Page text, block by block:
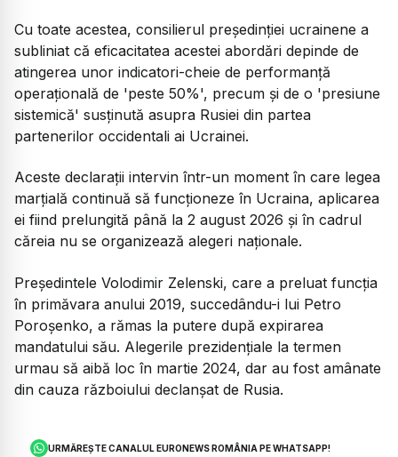
Cu toate acestea, consilierul președinției ucrainene a
subliniat că eficacitatea acestei abordări depinde de
atingerea unor indicatori-cheie de performanță
operațională de 'peste 50%', precum și de o 'presiune
sistemică' susținută asupra Rusiei din partea
partenerilor occidentali ai Ucrainei.
Aceste declarații intervin într-un moment în care legea
marțială continuă să funcționeze în Ucraina, aplicarea
ei fiind prelungită până la 2 august 2026 și în cadrul
căreia nu se organizează alegeri naționale.
Președintele Volodimir Zelenski, care a preluat funcția
în primăvara anului 2019, succedându-i lui Petro
Poroșenko, a rămas la putere după expirarea
mandatului său. Alegerile prezidențiale la termen
urmau să aibă loc în martie 2024, dar au fost amânate
din cauza războiului declanșat de Rusia.
URMĂREȘTE CANALUL EURONEWS ROMÂNIA PE WHATSAPP!